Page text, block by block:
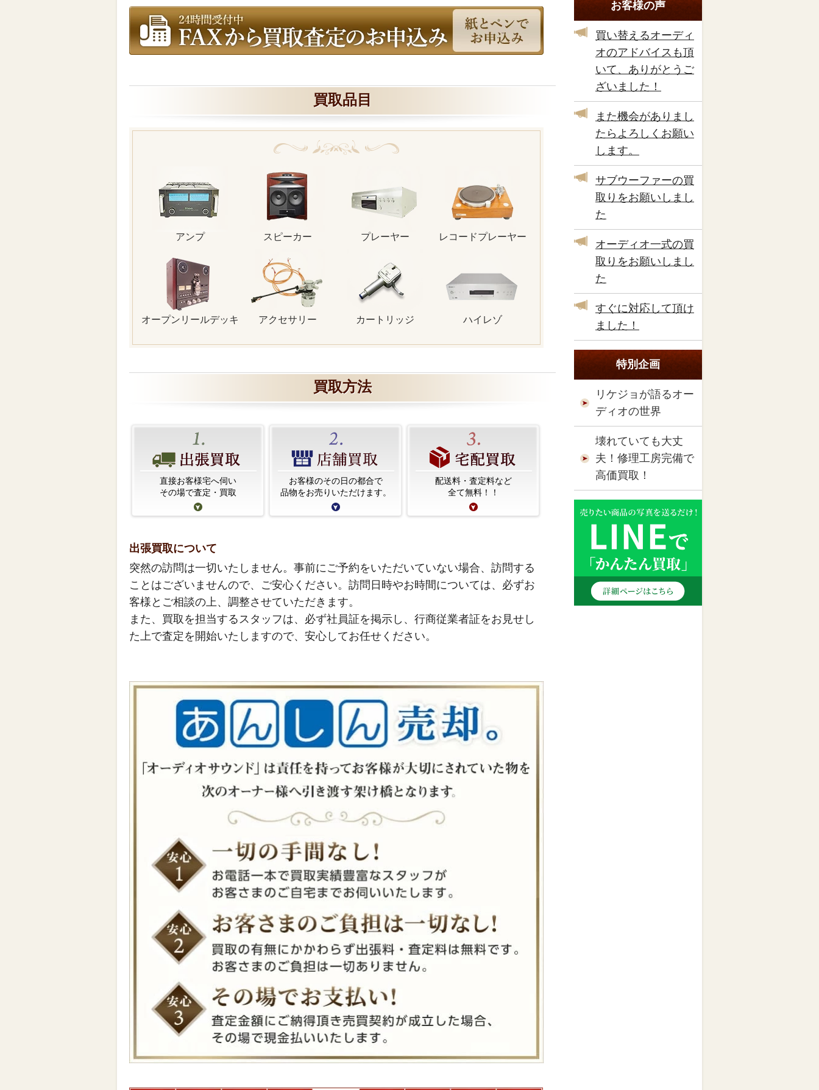
買取品目
アンプ スピーカー プレーヤー レコードプレーヤー
オープンリールデッキ アクセサリー カートリッジ ハイレゾ
買取方法
直接お客様宅へ伺い
その場で査定・買取
お客様のその日の都合で
品物をお売りいただけます。
配送料・査定料など
全て無料！！
出張買取について
突然の訪問は一切いたしません。事前にご予約をいただいていない場合、訪問する
ことはございませんので、ご安心ください。訪問日時やお時間については、必ずお
客様とご相談の上、調整させていただきます。
また、買取を担当するスタッフは、必ず社員証を掲示し、行商従業者証をお見せし
た上で査定を開始いたしますので、安心してお任せください。
お客様の声
買い替えるオーディ
オのアドバイスも頂
いて、ありがとうご
ざいました！
また機会がありまし
たらよろしくお願い
します。
サブウーファーの買
取りをお願いしまし
た
オーディオ一式の買
取りをお願いしまし
た
すぐに対応して頂け
ました！
特別企画
リケジョが語るオー
ディオの世界
壊れていても大丈
夫！修理工房完備で
高価買取！